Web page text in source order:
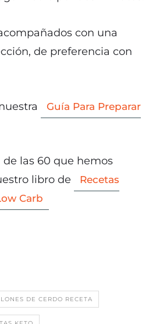
con una
de preferencia con
Guía Para Preparar
de las 60 que hemos
libro de
Recetas
Carb
DE CERDO RECETA